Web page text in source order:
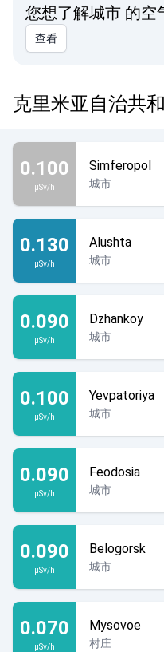
您想了解城市 的空
查看
克里米亚自治共
0.100
µSv/h
Simferopol
城市
0.130
µSv/h
Alushta
城市
0.090
µSv/h
Dzhankoy
城市
0.100
µSv/h
Yevpatoriya
城市
0.090
µSv/h
Feodosia
城市
0.090
µSv/h
Belogorsk
城市
0.070
µSv/h
Mysovoe
村庄